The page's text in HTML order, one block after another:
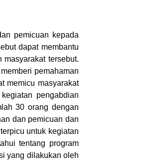
pemicuan kepada
dapat membantu
tersebut.
pemahaman
memicu masyarakat
pengabdian
30 orang dengan
dan pemicuan dan
untuk kegiatan
tentang program
yang dilakukan oleh